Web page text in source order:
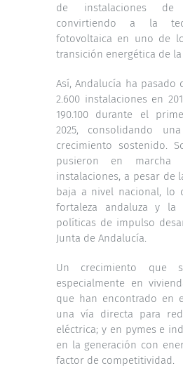
de instalaciones de
convirtiendo a la
fotovoltaica en uno de
transición energética de
Así, Andalucía ha pasado
2.600 instalaciones en
190.100 durante el
2025, consolidando
crecimiento sostenido.
pusieron en marcha
instalaciones, a pesar de
baja a nivel nacional, lo
fortaleza andaluza y la
políticas de impulso
Junta de Andalucía.
Un crecimiento que
especialmente en
que han encontrado en
una vía directa para
eléctrica; y en pymes e
en la generación con
factor de competitividad.